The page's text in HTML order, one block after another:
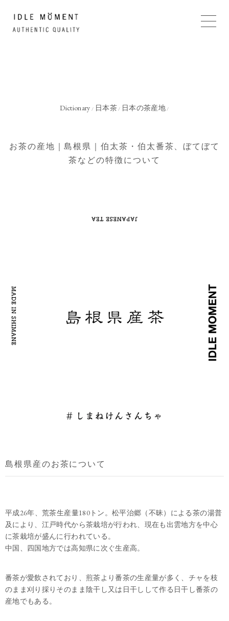
Dictionary / 日本茶 / 日本の茶産地 /
お茶の産地｜島根県｜伯太茶・伯太番茶、ぼてぼて
茶などの特徴について
島根県産のお茶について
平成26年、荒茶生産量180トン。松平治郷（不昧）による茶の湯普
及により、江戸時代から茶栽培が行われ、現在も出雲地方を中心
に茶栽培が盛んに行われている。
中国、四国地方では高知県に次ぐ生産高。
番茶が愛飲されており、煎茶より番茶の生産量が多く、チャを枝
のまま刈り採りそのまま陰干し又は日干しして作る日干し番茶の
産地でもある。